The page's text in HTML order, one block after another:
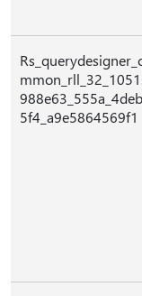
5f4_a9e5864569f1